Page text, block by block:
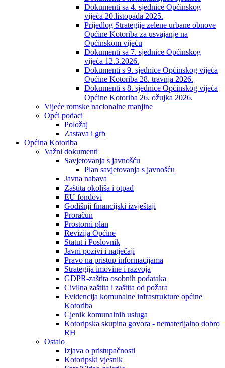
Dokumenti sa 4. sjednice Općinskog
vijeća 20.listopada 2025.
Prijedlog Strategije zelene urbane obnove
Općine Kotoriba za usvajanje na
Općinskom vijeću
Dokumenti sa 7. sjednice Općinskog
vijeća 12.3.2026.
Dokumenti s 9. sjednice Općinskog vijeća
Općine Kotoriba 28. travnja 2026.
Dokumenti s 8. sjednice Općinskog vijeća
Općine Kotoriba 26. ožujka 2026.
Vijeće romske nacionalne manjine
Opći podaci
Položaj
Zastava i grb
Općina Kotoriba
Važni dokumenti
Savjetovanja s javnošću
Plan savjetovanja s javnošću
Javna nabava
Zaštita okoliša i otpad
EU fondovi
Godišnji financijski izvještaji
Proračun
Prostorni plan
Revizija Općine
Statut i Poslovnik
Javni pozivi i natječaji
Pravo na pristup informacijama
Strategija imovine i razvoja
GDPR-zaštita osobnih podataka
Civilna zaštita i zaštita od požara
Evidencija komunalne infrastrukture općine
Kotoriba
Cjenik komunalnih usluga
Kotoripska skupina govora - nematerijalno dobro
RH
Ostalo
Izjava o pristupačnosti
Kotoripski vjesnik